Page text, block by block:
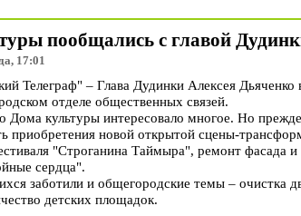
пообщались с главой
17:01
– Глава Дудинки Алексея Дьяченко
отделе общественных связей.
Дома культуры интересовало многое. Но
приобретения новой открытой сцены-
"Строганина Таймыра", ремонт фасада
сердца".
заботили и общегородские темы – очистка
детских площадок.